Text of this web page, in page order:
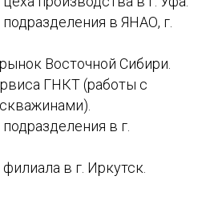
в ЯНАО, г.
Восточной Сибири.
ГНКТ (работы с
в г.
в г. Иркутск.